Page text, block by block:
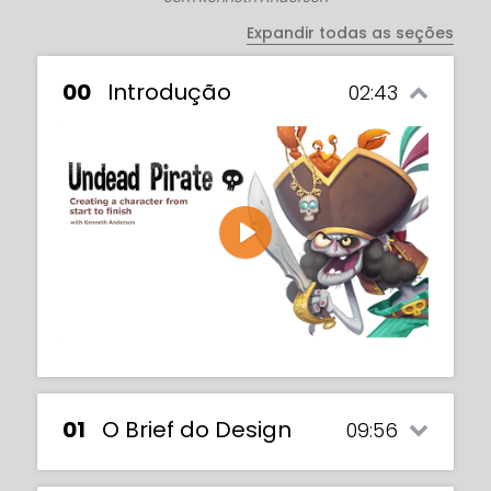
Expandir todas as seções
00 Introdução 02:43
Play
01 O Brief do Design 09:56